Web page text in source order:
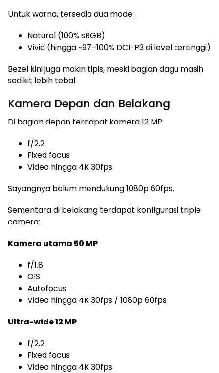
Untuk warna, tersedia dua mode:
Natural (100% sRGB)
Vivid (hingga ~97–100% DCI-P3 di level tertinggi)
Bezel kini juga makin tipis, meski bagian dagu masih
sedikit lebih tebal.
Kamera Depan dan Belakang
Di bagian depan terdapat kamera 12 MP:
f/2.2
Fixed focus
Video hingga 4K 30fps
Sayangnya belum mendukung 1080p 60fps.
Sementara di belakang terdapat konfigurasi triple
camera:
Kamera utama 50 MP
f/1.8
OIS
Autofocus
Video hingga 4K 30fps / 1080p 60fps
Ultra-wide 12 MP
f/2.2
Fixed focus
Video hingga 4K 30fps